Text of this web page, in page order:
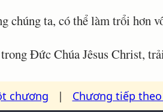
chúng ta, có thể làm trổi hơn
Ðức Chúa Jêsus Christ,
chương | Chương tiếp